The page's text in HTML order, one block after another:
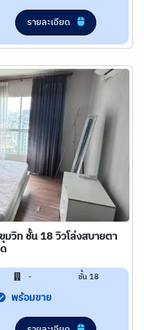
รายละเอียด
มวิท ชั้น 18 วิวโล่งสบายตา
- ชั้น 18
พร้อมขาย